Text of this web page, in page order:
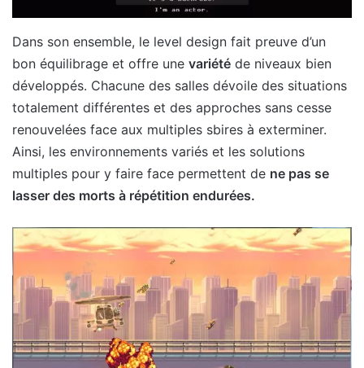
Dans son ensemble, le level design fait preuve d’un
bon équilibrage et offre une variété de niveaux bien
développés. Chacune des salles dévoile des situations
totalement différentes et des approches sans cesse
renouvelées face aux multiples sbires à exterminer.
Ainsi, les environnements variés et les solutions
multiples pour y faire face permettent de ne pas se
lasser des morts à répétition endurées.